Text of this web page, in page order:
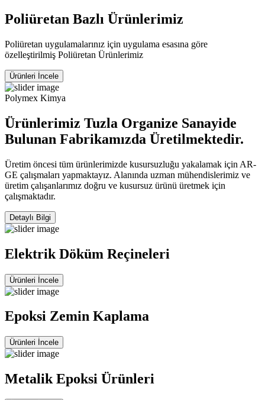
Poliüretan Bazlı Ürünlerimiz
Poliüretan uygulamalarınız için uygulama esasına göre
özelleştirilmiş Poliüretan Ürünlerimiz
Ürünleri İncele
Polymex Kimya
Ürünlerimiz Tuzla Organize Sanayide
Bulunan Fabrikamızda Üretilmektedir.
Üretim öncesi tüm ürünlerimizde kusursuzluğu yakalamak için AR-
GE çalışmaları yapmaktayız. Alanında uzman mühendislerimiz ve
üretim çalışanlarımız doğru ve kusursuz ürünü üretmek için
çalışmaktadır.
Detaylı Bilgi
Elektrik Döküm Reçineleri
Ürünleri İncele
Epoksi Zemin Kaplama
Ürünleri İncele
Metalik Epoksi Ürünleri